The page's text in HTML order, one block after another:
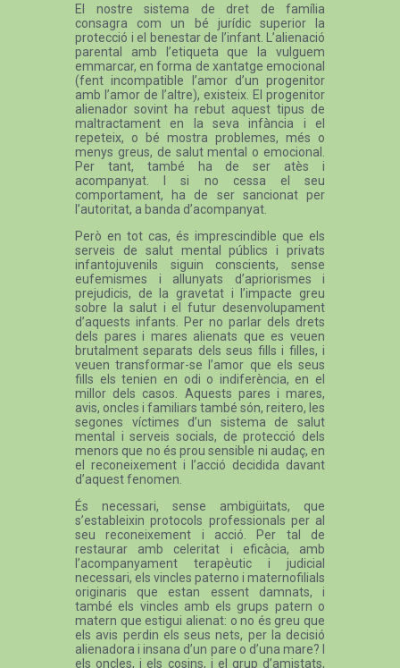
El nostre sistema de dret de família
consagra com un bé jurídic superior la
protecció i el benestar de l’infant. L’alienació
parental amb l’etiqueta que la vulguem
emmarcar, en forma de xantatge emocional
(fent incompatible l’amor d’un progenitor
amb l’amor de l’altre), existeix. El progenitor
alienador sovint ha rebut aquest tipus de
maltractament en la seva infància i el
repeteix, o bé mostra problemes, més o
menys greus, de salut mental o emocional.
Per tant, també ha de ser atès i
acompanyat. I si no cessa el seu
comportament, ha de ser sancionat per
l’autoritat, a banda d’acompanyat.
Però en tot cas, és imprescindible que els
serveis de salut mental públics i privats
infantojuvenils siguin conscients, sense
eufemismes i allunyats d’apriorismes i
prejudicis, de la gravetat i l’impacte greu
sobre la salut i el futur desenvolupament
d’aquests infants. Per no parlar dels drets
dels pares i mares alienats que es veuen
brutalment separats dels seus fills i filles, i
veuen transformar-se l’amor que els seus
fills els tenien en odi o indiferència, en el
millor dels casos. Aquests pares i mares,
avis, oncles i familiars també són, reitero, les
segones víctimes d’un sistema de salut
mental i serveis socials, de protecció dels
menors que no és prou sensible ni audaç, en
el reconeixement i l’acció decidida davant
d’aquest fenomen.
És necessari, sense ambigüitats, que
s’estableixin protocols professionals per al
seu reconeixement i acció. Per tal de
restaurar amb celeritat i eficàcia, amb
l’acompanyament terapèutic i judicial
necessari, els vincles paterno i maternofilials
originaris que estan essent damnats, i
també els vincles amb els grups patern o
matern que estigui alienat: o no és greu que
els avis perdin els seus nets, per la decisió
alienadora i insana d’un pare o d’una mare? I
els oncles, i els cosins, i el grup d’amistats,